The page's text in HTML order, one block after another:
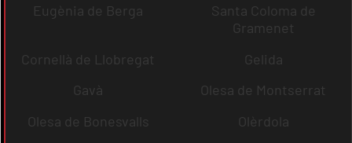
Eugènia de Berga
Santa Coloma de
Gramenet
Cornellà de Llobregat
Gelida
Gavà
Olesa de Montserrat
Olesa de Bonesvalls
Olèrdola